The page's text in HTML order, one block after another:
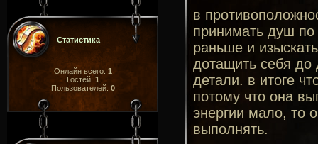
Статистика
Онлайн всего: 1
Гостей: 1
Пользователей: 0
в
принимать душ по
раньше и
дотащить себя
детали. в итоге
потому что она
энергии мало, то
выполнять.